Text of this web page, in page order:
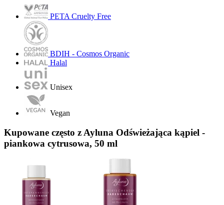
PETA Cruelty Free
BDIH - Cosmos Organic
Halal
Unisex
Vegan
Kupowane często z Ayluna Odświeżająca kąpiel -
piankowa cytrusowa, 50 ml